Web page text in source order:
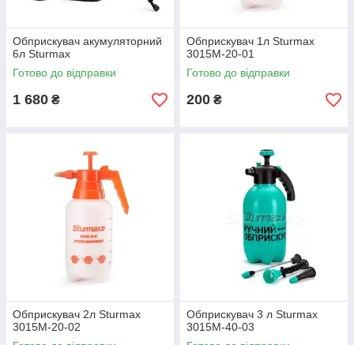
Обприскувач акумуляторний
6л Sturmax
Готово до відправки
1 680 ₴
Обприскувач 1л Sturmax
3015М-20-01
Готово до відправки
200 ₴
Обприскувач 2л Sturmax
3015М-20-02
Обприскувач 3 л Sturmax
3015М-40-03